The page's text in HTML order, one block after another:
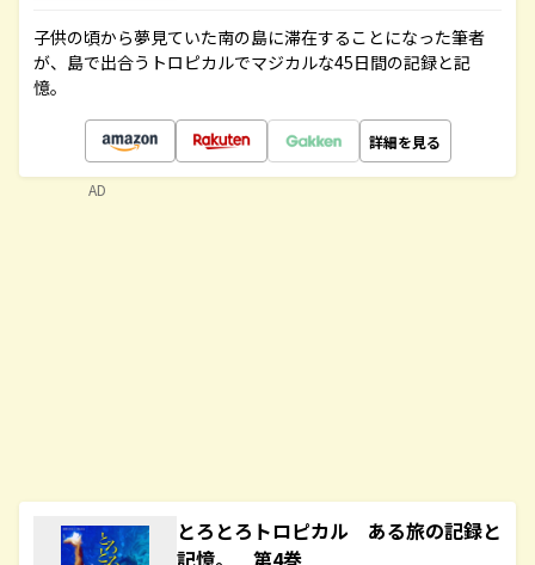
子供の頃から夢見ていた南の島に滞在することになった筆者
が、島で出合うトロピカルでマジカルな45日間の記録と記
憶。
詳細を見る
とろとろトロピカル ある旅の記録と
記憶。 第4巻
AD